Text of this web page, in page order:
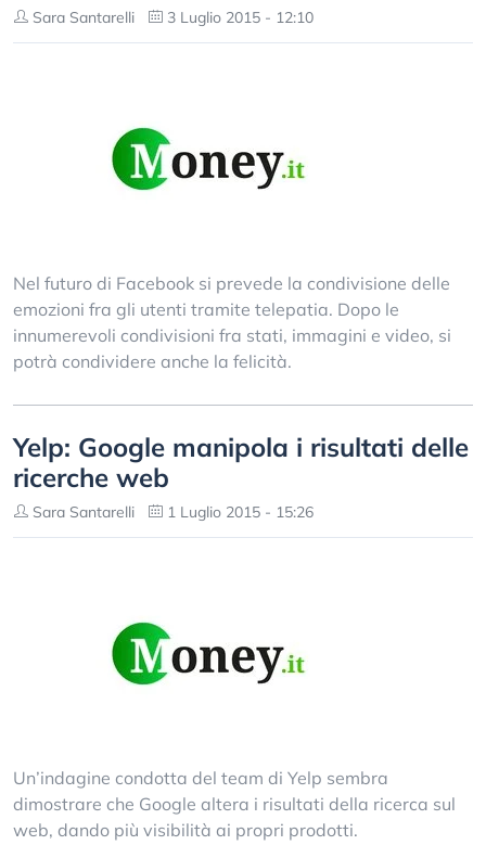
Sara Santarelli 3 Luglio 2015 - 12:10
Nel futuro di Facebook si prevede la condivisione delle
emozioni fra gli utenti tramite telepatia. Dopo le
innumerevoli condivisioni fra stati, immagini e video, si
potrà condividere anche la felicità.
Yelp: Google manipola i risultati delle
ricerche web
Sara Santarelli 1 Luglio 2015 - 15:26
Un’indagine condotta del team di Yelp sembra
dimostrare che Google altera i risultati della ricerca sul
web, dando più visibilità ai propri prodotti.